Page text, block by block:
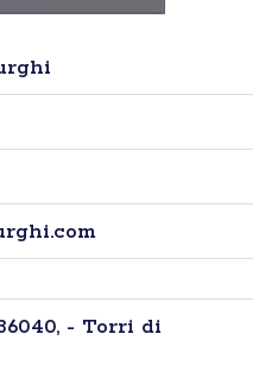
- Torri di